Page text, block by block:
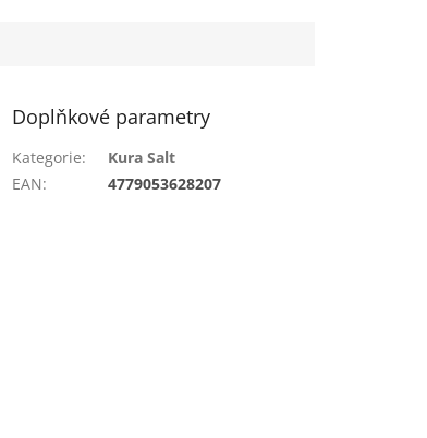
Doplňkové parametry
Kategorie:
Kura Salt
EAN: 4779053628207